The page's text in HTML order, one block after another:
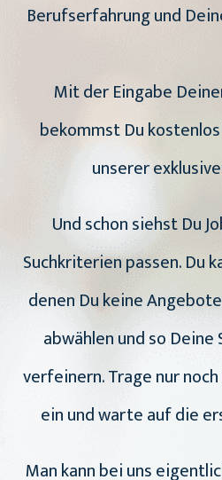
Berufserfahrung und
Mit der Eingabe
bekommst Du
unserer
Und schon siehst Du
Suchkriterien passen. Du
denen Du keine
abwählen und so
verfeinern. Trage nur
ein und warte auf die
Man kann bei uns